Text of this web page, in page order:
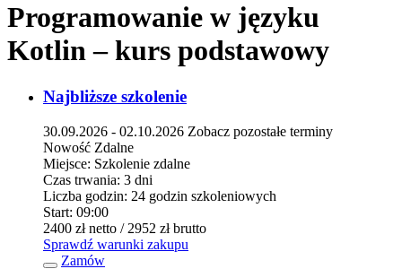
Programowanie w języku
Kotlin – kurs podstawowy
Najbliższe szkolenie
30.09.2026 - 02.10.2026 Zobacz pozostałe terminy
Nowość Zdalne
Miejsce: Szkolenie zdalne
Czas trwania: 3 dni
Liczba godzin: 24 godzin szkoleniowych
Start: 09:00
2400 złnetto / 2952 złbrutto
Sprawdź warunki zakupu
Zamów